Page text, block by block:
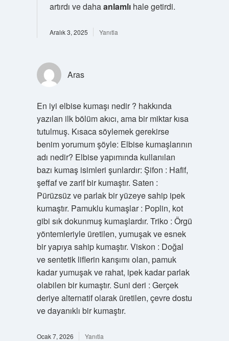
artırdı ve dahaanlamlıhale getirdi.
Aralık 3, 2025 Yanıtla
Aras
En iyi elbise kumaşı nedir ? hakkında
yazılan ilk bölüm akıcı, ama bir miktar kısa
tutulmuş. Kısaca söylemek gerekirse
benim yorumum şöyle: Elbise kumaşlarının
adı nedir? Elbise yapımında kullanılan
bazı kumaş isimleri şunlardır: Şifon : Hafif,
şeffaf ve zarif bir kumaştır. Saten :
Pürüzsüz ve parlak bir yüzeye sahip ipek
kumaştır. Pamuklu kumaşlar : Poplin, kot
gibi sık dokunmuş kumaşlardır. Triko : Örgü
yöntemleriyle üretilen, yumuşak ve esnek
bir yapıya sahip kumaştır. Viskon : Doğal
ve sentetik liflerin karışımı olan, pamuk
kadar yumuşak ve rahat, ipek kadar parlak
olabilen bir kumaştır. Suni deri : Gerçek
deriye alternatif olarak üretilen, çevre dostu
ve dayanıklı bir kumaştır.
Ocak 7, 2026 Yanıtla